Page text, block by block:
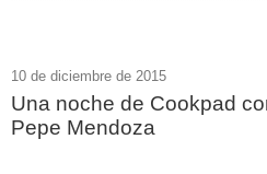
10 de diciembre de 2015
Una noche de Cookpad
Pepe Mendoza